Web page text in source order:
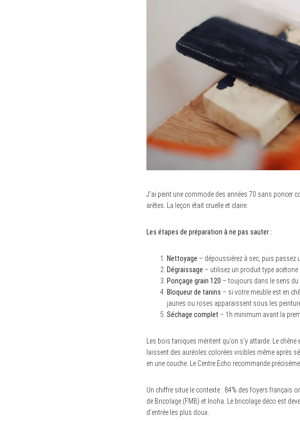
J’ai peint une commode des années 70 sans poncer
arêtes. La leçon était cruelle et claire.
Les étapes de préparation à ne pas sauter :
Nettoyage – dépoussiérez à sec, puis passez
Dégraissage – utilisez un produit type
Ponçage grain 120 – toujours dans le sens du
Bloqueur de tanins – si votre meuble est en
jaunes ou roses apparaissent sous les
Séchage complet – 1h minimum avant la
Les bois taniques méritent qu’on s’y attarde. Le
laissent des auréoles colorées visibles même après
en une couche. Le Centre Echo recommande
Un chiffre situe le contexte : 84% des foyers français
de Bricolage (FMB) et Inoha. Le bricolage déco est
d’entrée les plus doux.